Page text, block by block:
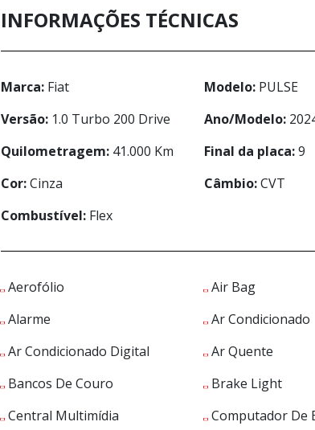
INFORMAÇÕES TÉCNICAS
Marca: Fiat Modelo: PULSE
Versão: 1.0 Turbo 200 Drive Ano/Modelo:
Quilometragem: 41.000 Km Final da placa:9
Cor:Cinza Câmbio:CVT
Combustível: Flex
Aerofólio
Air Bag
Alarme
Ar Condicionado
Ar Condicionado Digital
Ar Quente
Bancos De Couro
Brake Light
Central Multimídia
Computador De